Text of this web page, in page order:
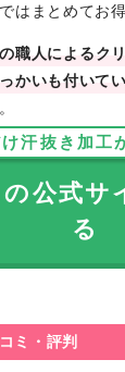
はまとめてお
職人によるク
かいも付いて
汗抜き加工
公式サ
る
ミ・評判